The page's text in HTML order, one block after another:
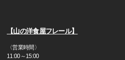
【山の洋食屋フレール】
〈営業時間〉
11:00～15:00